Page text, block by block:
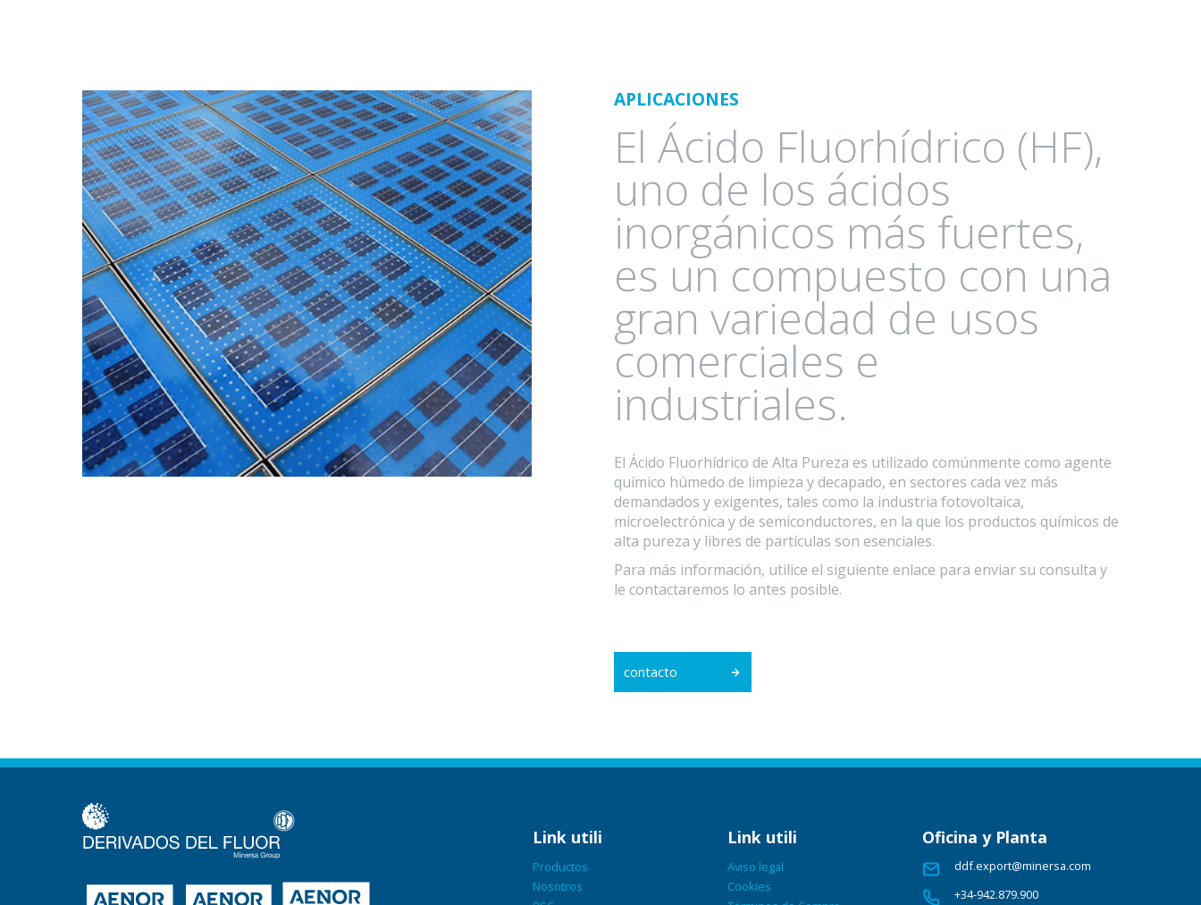
APLICACIONES
El Ácido Fluorhídrico (HF),
uno de los ácidos
inorgánicos más fuertes,
es un compuesto con una
gran variedad de usos
comerciales e
industriales.
El Ácido Fluorhídrico de Alta Pureza es utilizado comúnmente como agente
químico húmedo de limpieza y decapado, en sectores cada vez más
demandados y exigentes, tales como la industria fotovoltaica,
microelectrónica y de semiconductores, en la que los productos químicos de
alta pureza y libres de partículas son esenciales.
Para más información, utilice el siguiente enlace para enviar su consulta y
le contactaremos lo antes posible.
contacto
Link utili
Productos
Nosotros
Link utili
Aviso legal
Cookies
Oficina y Planta
ddf.export@minersa.com
+34-942.879.900